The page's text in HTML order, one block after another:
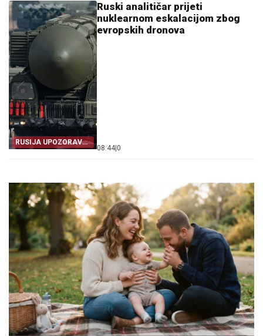
RUSIJA UPOZORAVA
EVROPU
Ruski analitičar prijeti
nuklearnom eskalacijom zbog
evropskih dronova
08:44 0